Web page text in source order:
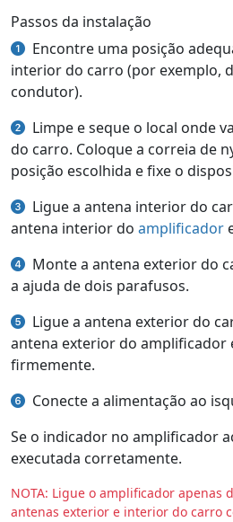
Passos da instalação
Encontre uma posição
interior do carro (por exemplo,
condutor).
Limpe e seque o local onde
do carro. Coloque a correia de
posição escolhida e fixe o
Ligue a antena interior do
antena interior do amplificador
Monte a antena exterior do
a ajuda de dois parafusos.
Ligue a antena exterior do
antena exterior do amplificador
firmemente.
Conecte a alimentação ao
Se o indicador no amplificador
executada corretamente.
NOTA: Ligue o amplificador apenas
antenas exterior e interior do carro